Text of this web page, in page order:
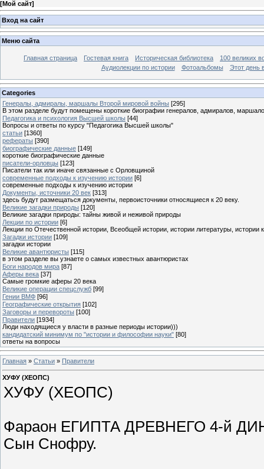
[Мой сайт]
Вход на сайт
Меню сайта
Главная страница Гостевая книга Историческая библиотека
100 великих
Аудиолекции по истории
Фотоальбомы Этот день
Categories
Генералы, адмиралы, маршалы Второй мировой войны [295]
В этом разделе будут помещены короткие биографии генералов, адмиралов,
Педагогика и психология Высшей школы [44]
Вопросы и ответы по курсу "Педагогика Высшей школы"
статьи [1360]
рефераты [390]
биографические данные [149]
короткие биографические данные
писатели-орловцы [123]
Писатели так или иначе связанные с Орловщиной
современные подходы к изучению истории [6]
современные подходы к изучению истории
Документы, источники 20 век [313]
здесь будут размещаться документы, первоисточники относящиеся к 20 веку.
Великие загадки природы [120]
Великие загадки природы: тайны живой и неживой природы
Лекции по истории [6]
Лекции по Отечественной истории, Всеобщей истории, истории литературы, истории
Загадки истории [109]
загадки истории
Великие авантюристы [115]
в этом разделе вы узнаете о самых известных авантюристах
Боги народов мира [87]
Аферы века [37]
Самые громкие аферы 20 века
Великие операции спецслужб [99]
Гении ВМФ [96]
Географические открытия [102]
Заговоры и перевороты [100]
Правители [1934]
Люди находящиеся у власти в разные периоды истории)))
кандидатский минимум по "истории и философии науки" [80]
ответы на вопросы
Главная » Статьи » Правители
ХУФУ (ХЕОПС)
ХУФУ (ХЕОПС)
Фараон ЕГИПТА ДРЕВНЕГО 4-й
Сын Снофру.